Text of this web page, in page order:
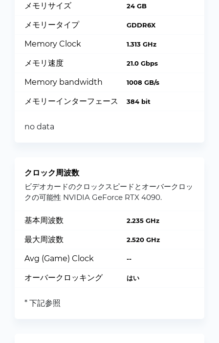
メモリサイズ 24 GB
メモリータイプ GDDR6X
Memory Clock 1.313 GHz
メモリ速度 21.0 Gbps
Memory bandwidth 1008 GB/s
メモリーインターフェース 384 bit
no data
クロック周波数
ビデオカードのクロックスピードとオーバークロッ
クの可能性 NVIDIA GeForce RTX 4090.
基本周波数 2.235 GHz
最大周波数 2.520 GHz
Avg (Game) Clock --
オーバークロッキング はい
* 下記参照